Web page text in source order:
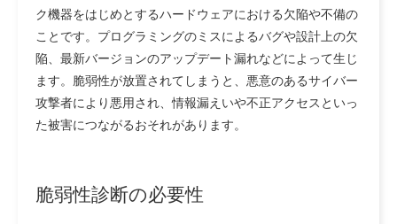
ク機器をはじめとするハードウェアにおける欠陥や不備の
ことです。プログラミングのミスによるバグや設計上の欠
陥、最新バージョンのアップデート漏れなどによって生じ
ます。脆弱性が放置されてしまうと、悪意のあるサイバー
攻撃者により悪用され、情報漏えいや不正アクセスといっ
た被害につながるおそれがあります。
脆弱性診断の必要性